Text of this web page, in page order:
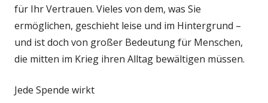
für Ihr Vertrauen. Vieles von dem, was Sie
ermöglichen, geschieht leise und im Hintergrund –
und ist doch von großer Bedeutung für Menschen,
die mitten im Krieg ihren Alltag bewältigen müssen.
Jede Spende wirkt